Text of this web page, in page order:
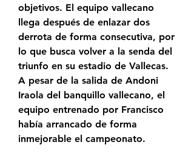
objetivos. El equipo vallecano
llega después de enlazar dos
derrota de forma consecutiva, por
lo que busca volver a la senda del
triunfo en su estadio de Vallecas.
A pesar de la salida de Andoni
Iraola del banquillo vallecano, el
equipo entrenado por Francisco
había arrancado de forma
inmejorable el campeonato.